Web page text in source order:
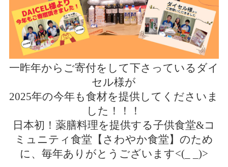
一昨年からご寄付をして下さっているダイ
セル様が
2025年の今年も食材を提供してくださいま
した！！！
日本初！薬膳料理を提供する子供食堂&コ
ミュニティ食堂【さわやか食堂】のため
に、毎年ありがとうございます<(_ _)>